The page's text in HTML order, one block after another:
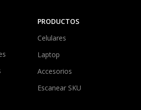
PRODUCTOS
Celulares
Laptop
Accesorios
Escanear SKU